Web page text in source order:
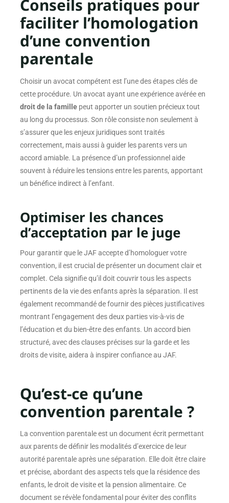
Conseils pratiques pour
faciliter l’homologation
d’une convention
parentale
Choisir un avocat compétent est l’une des étapes clés de
cette procédure. Un avocat ayant une expérience avérée en
droit de la famillepeut apporter un soutien précieux tout
au long du processus. Son rôle consiste non seulement à
s’assurer que les enjeux juridiques sont traités
correctement, mais aussi à guider les parents vers un
accord amiable. La présence d’un professionnel aide
souvent à réduire les tensions entre les parents, apportant
un bénéfice indirect à l’enfant.
Optimiser les chances
d’acceptation par le juge
Pour garantir que le JAF accepte d’homologuer votre
convention, il est crucial de présenter un document clair et
complet. Cela signifie qu’il doit couvrir tous les aspects
pertinents de la vie des enfants après la séparation. Il est
également recommandé de fournir des pièces justificatives
montrant l’engagement des deux parties vis-à-vis de
l’éducation et du bien-être des enfants. Un accord bien
structuré, avec des clauses précises sur la garde et les
droits de visite, aidera à inspirer confiance au JAF.
Qu’est-ce qu’une
convention parentale ?
La convention parentale est un document écrit permettant
aux parents de définir les modalités d’exercice de leur
autorité parentale après une séparation. Elle doit être claire
et précise, abordant des aspects tels que la résidence des
enfants, le droit de visite et la pension alimentaire. Ce
document se révèle fondamental pour éviter des conflits